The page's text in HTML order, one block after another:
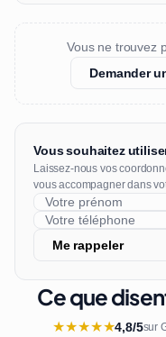
Vous ne trouvez
Demander
Vous souhaitez
Laissez-nous vos
vous accompagner dans
Me rappeler
Ce que
★★★★★4,8/5sur